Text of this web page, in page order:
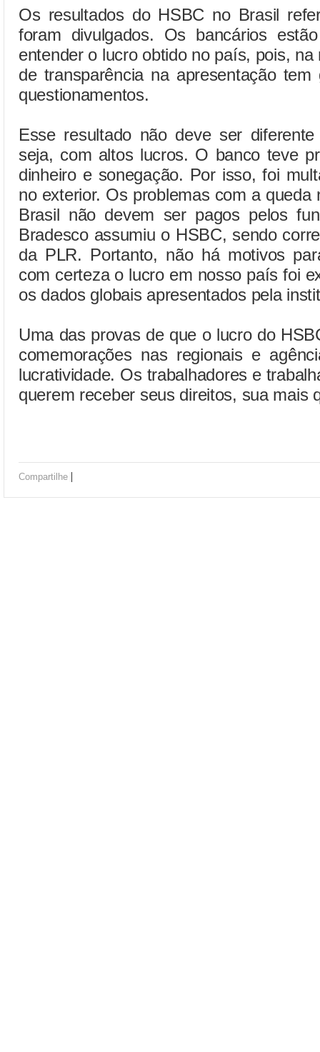
Os resultados do HSBC no Brasil
foram divulgados. Os bancários
entender o lucro obtido no país, pois,
de transparência na apresentação
questionamentos.
Esse resultado não deve ser
seja, com altos lucros. O banco teve
dinheiro e sonegação. Por isso, foi
no exterior. Os problemas com a
Brasil não devem ser pagos pelos
Bradesco assumiu o HSBC, sendo
da PLR. Portanto, não há motivos
com certeza o lucro em nosso país foi
os dados globais apresentados pela
Uma das provas de que o lucro do
comemorações nas regionais e
lucratividade. Os trabalhadores e
querem receber seus direitos, sua mais
Compartilhe |